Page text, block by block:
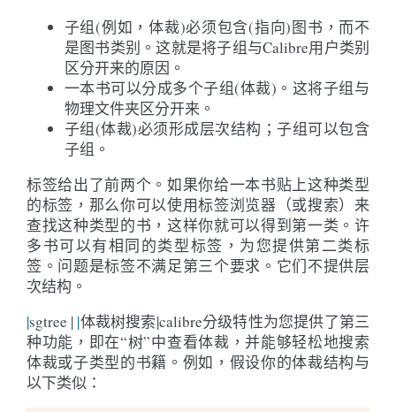
子组(例如，体裁)必须包含(指向)图书，而不
是图书类别。这就是将子组与Calibre用户类别
区分开来的原因。
一本书可以分成多个子组(体裁)。这将子组与
物理文件夹区分开来。
子组(体裁)必须形成层次结构；子组可以包含
子组。
标签给出了前两个。如果你给一本书贴上这种类型
的标签，那么你可以使用标签浏览器（或搜索）来
查找这种类型的书，这样你就可以得到第一类。许
多书可以有相同的类型标签，为您提供第二类标
签。问题是标签不满足第三个要求。它们不提供层
次结构。
|sgtree | |体裁树搜索|calibre分级特性为您提供了第三
种功能，即在“树”中查看体裁，并能够轻松地搜索
体裁或子类型的书籍。例如，假设你的体裁结构与
以下类似：